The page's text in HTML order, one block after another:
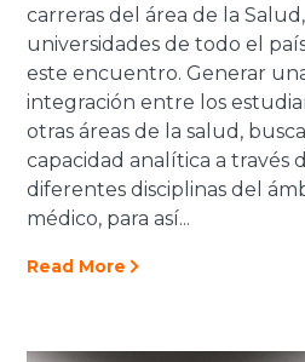
carreras del área de la
universidades de todo el
este encuentro. Generar
integración entre los
otras áreas de la salud,
capacidad analítica a través
diferentes disciplinas del
médico, para así...
Read More